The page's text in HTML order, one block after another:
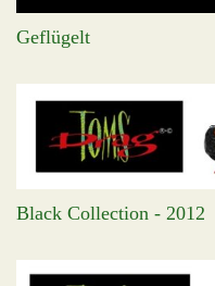
Geflügelt
Black Collection - 2012